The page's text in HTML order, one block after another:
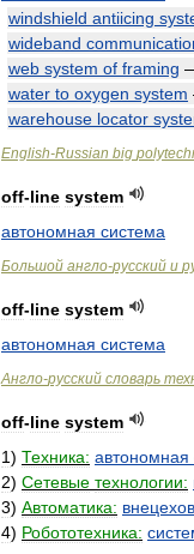
windshield antiicing
wideband
web system of framing
water to oxygen system
warehouse locator
English-Russian big
off-line system
автономная система
Большой англо-русский и
off-line system
автономная система
Англо-русский словарь
off-line system
1) Техника: автономная
2) Сетевые технологии:
3) Автоматика:
4) Робототехника: